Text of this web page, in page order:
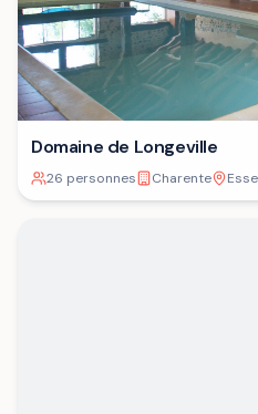
Domaine de Longeville
26 personnes Charente Esse